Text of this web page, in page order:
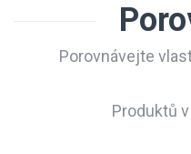
Porovnávejte
Produktů